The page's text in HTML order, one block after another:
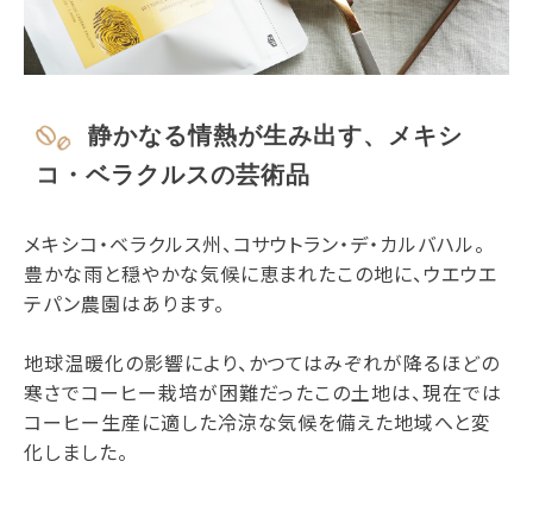
静かなる情熱が生み出す、メキシ
コ・ベラクルスの芸術品
メキシコ・ベラクルス州、コサウトラン・デ・カルバハル。
豊かな雨と穏やかな気候に恵まれたこの地に、ウエウエ
テパン農園はあります。
地球温暖化の影響により、かつてはみぞれが降るほどの
寒さでコーヒー栽培が困難だったこの土地は、現在では
コーヒー生産に適した冷涼な気候を備えた地域へと変
化しました。